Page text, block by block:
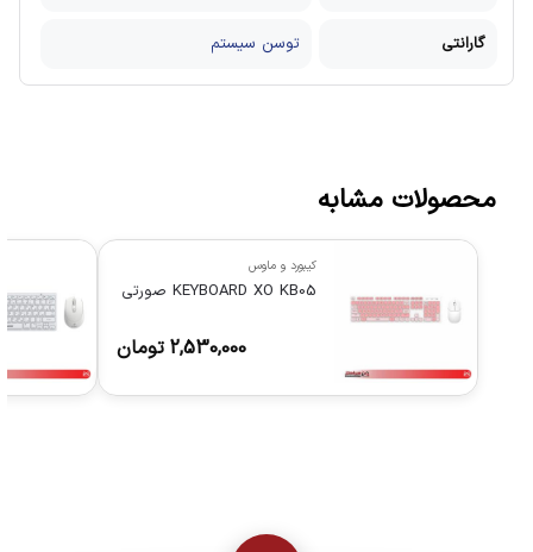
گارانتی توسن سیستم
محصولات مشابه
کیبورد و ماوس
KEYBOARD XO KB05 صورتی
2,530,000 تومان